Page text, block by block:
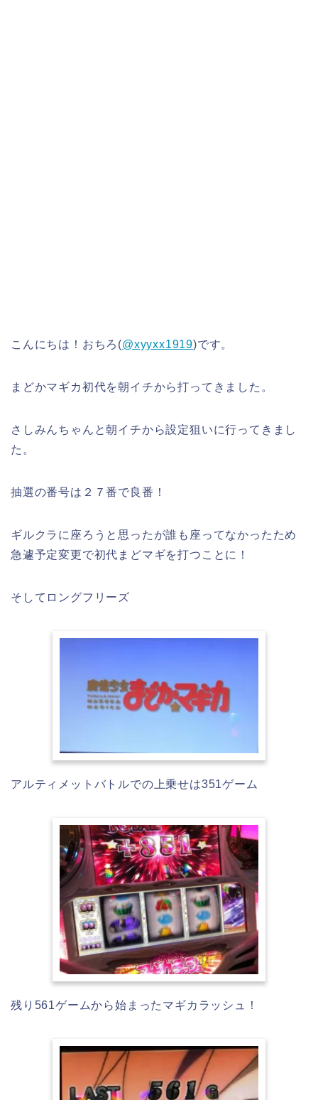
こんにちは！おちろ(@xyyxx1919)です。
まどかマギカ初代を朝イチから打ってきました。
さしみんちゃんと朝イチから設定狙いに行ってきまし
た。
抽選の番号は２７番で良番！
ギルクラに座ろうと思ったが誰も座ってなかったため
急遽予定変更で初代まどマギを打つことに！
そしてロングフリーズ
アルティメットバトルでの上乗せは351ゲーム
残り561ゲームから始まったマギカラッシュ！